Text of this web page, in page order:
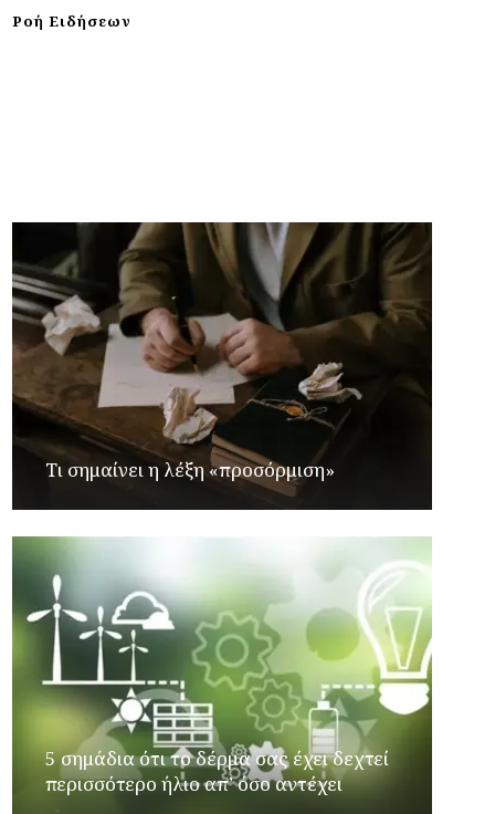
Ροή Ειδήσεων
Τι σημαίνει η λέξη «προσόρμιση»
5 σημάδια ότι το δέρμα σας έχει δεχτεί
περισσότερο ήλιο απ’ όσο αντέχει